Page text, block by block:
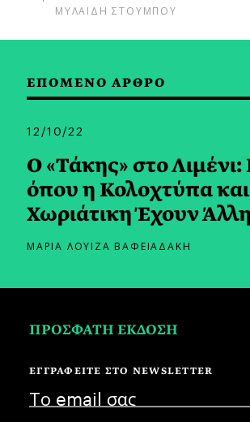
ΜΥΛΑΙΔΗ ΣΤΟΥΜΠΟΥ
ΕΠΟΜΕΝΟ ΑΡΘΡΟ
12/10/22
Ο «Τάκης» στο Λιμένι:
όπου η Κολοχτύπα
Χωριάτικη Έχουν
ΜΑΡΙΑ ΛΟΥΙΖΑ ΒΑΦΕΙΑΔΑΚΗ
ΠΡΟΣΦΑΤΗ ΕΚΔΟΣΗ
ΕΓΓΡΑΦΕΙΤΕ ΣΤΟ NEWSLETTER